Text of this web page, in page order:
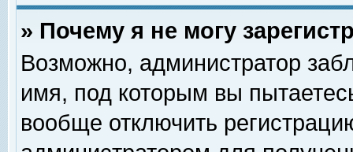
» Почему я не могу
Возможно, администратор
имя, под которым вы
вообще отключить